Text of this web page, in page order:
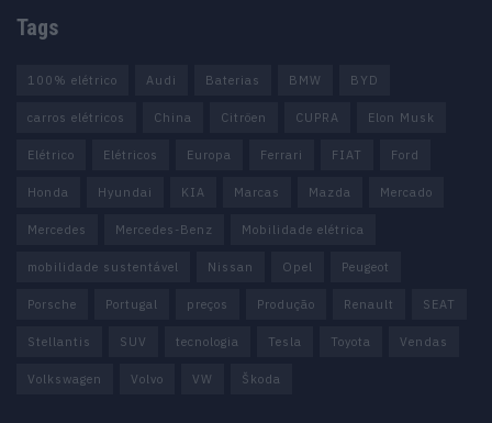
Tags
100% elétrico Audi Baterias BMW BYD
carros elétricos China Citröen CUPRA Elon Musk
Elétrico Elétricos Europa Ferrari FIAT Ford
Honda Hyundai KIA Marcas Mazda Mercado
Mercedes Mercedes-Benz Mobilidade elétrica
mobilidade sustentável Nissan Opel Peugeot
Porsche Portugal preços Produção Renault SEAT
Stellantis SUV tecnologia Tesla Toyota Vendas
Volkswagen Volvo VW Škoda